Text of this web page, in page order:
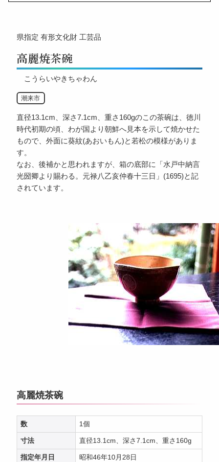
県指定 有形文化財 工芸品
高麗焼茶碗
こうらいやきちゃわん
潮来市
直径13.1cm、深さ7.1cm、重さ160gのこの茶碗は、徳川
時代初期の頃、わが国より朝鮮へ見本を示して焼かせた
もので、外面に葵紋(あおいもん)と若松の模様がありま
す。
なお、後補かと思われますが、箱の底部に「水戸中納言
光圀卿より賜わる。元禄八乙亥仲春十三日」(1695)と記
されています。
高麗焼茶碗
数 1個
寸法 直径13.1cm、深さ7.1cm、重さ160g
指定年月日 昭和46年10月28日